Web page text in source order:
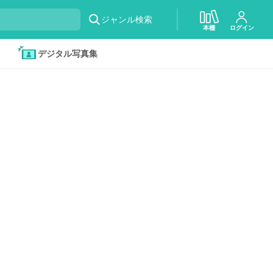
ジャンル検索
本棚 ログイン
デジタル写真集